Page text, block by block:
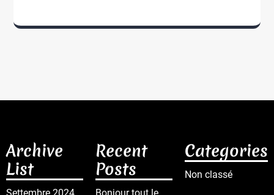
Archive
List
Recent
Posts
Categories
Non classé